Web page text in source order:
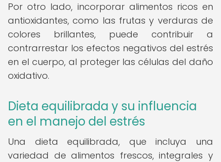
Por otro lado, incorporar alimentos ricos en
antioxidantes, como las frutas y verduras de
colores brillantes, puede contribuir a
contrarrestar los efectos negativos del estrés
en el cuerpo, al proteger las células del daño
oxidativo.
Dieta equilibrada y su influencia
en el manejo del estrés
Una dieta equilibrada, que incluya una
variedad de alimentos frescos, integrales y